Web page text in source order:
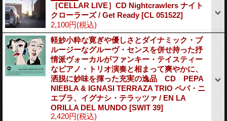
［CELLAR LIVE］CD Nightcrawlers ナイト
クローラーズ / Get Ready[CL 051522]
2,100円(税込)
軽妙小粋な寛ぎや優しさとダイナミック・ブ
ルージーなグルーヴ・センスを併せ持った抒
情派ヴォーカルがファンキー・テイスティー
なピアノ・トリオ演奏と相まって爽やかに、
洒脱に妙味を揮った充実の逸品 CD PEPA
NIEBLA & IGNASI TERRAZA TRIO ペパ・ニ
エブラ、イグナシ・テラッツァ / EN LA
ORILLA DEL MUNDO [SWIT 39]
2,420円(税込)